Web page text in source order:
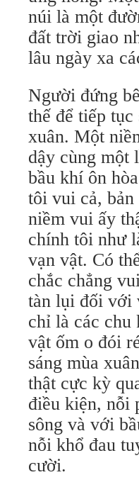
núi là một
đất trời giao
lâu ngày xa
Người đứng
thế để tiếp
xuân. Một
dậy cùng một
bầu khí ôn
tôi vui cả,
niềm vui ấy
chính tôi như
vạn vật. Có
chắc chẳng
tàn lụi đối với
chỉ là các
vật ốm o đói
sáng mùa
thật cực kỳ
điều kiện, nỗi
sông và với
nỗi khổ đau
cười.